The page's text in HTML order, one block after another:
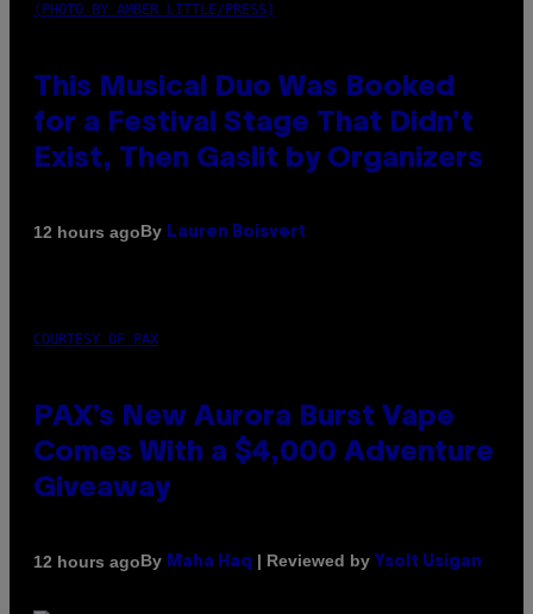
(PHOTO BY AMBER LITTLE/PRESS)
This Musical Duo Was Booked
for a Festival Stage That Didn’t
Exist, Then Gaslit by Organizers
12 hours agoBy Lauren Boisvert
COURTESY OF PAX
PAX’s New Aurora Burst Vape
Comes With a $4,000 Adventure
Giveaway
12 hours agoBy Maha Haq | Reviewed by Ysolt Usigan